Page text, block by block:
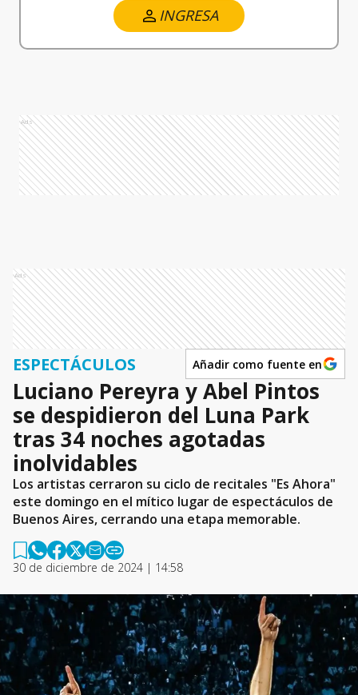
INGRESA
Ads
Ads
ESPECTÁCULOS Añadir como fuente en
Luciano Pereyra y Abel Pintos
se despidieron del Luna Park
tras 34 noches agotadas
inolvidables
Los artistas cerraron su ciclo de recitales "Es Ahora"
este domingo en el mítico lugar de espectáculos de
Buenos Aires, cerrando una etapa memorable.
30 de diciembre de 2024 | 14:58